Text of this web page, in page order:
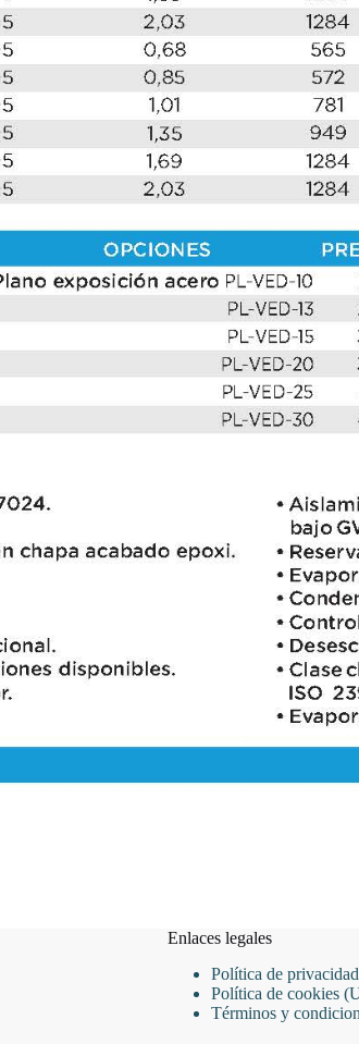
Enlaces legales
Política de privacidad
Política de cookies
Términos y